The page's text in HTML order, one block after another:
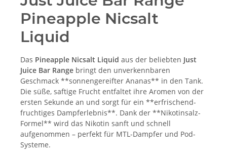
Pineapple Nicsalt
Liquid
Das Pineapple Nicsalt Liquid aus der beliebten Just
Juice Bar Range bringt den unverkennbaren
Geschmack **sonnengereifter Ananas** in den Tank.
Die süße, saftige Frucht entfaltet ihre Aromen von der
ersten Sekunde an und sorgt für ein **erfrischend-
fruchtiges Dampferlebnis**. Dank der **Nikotinsalz-
Formel** wird das Nikotin sanft und schnell
aufgenommen – perfekt für MTL-Dampfer und Pod-
Systeme.